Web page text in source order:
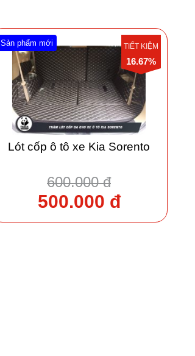
Sản phẩm mới TIẾT KIỆM
16.67%
Lót cốp ô tô xe Kia Sorento
600.000 đ
500.000 đ